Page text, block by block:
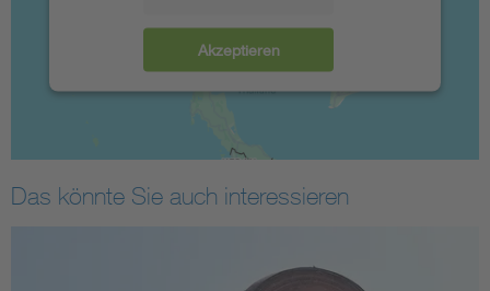
Akzeptieren
Das könnte Sie auch interessieren